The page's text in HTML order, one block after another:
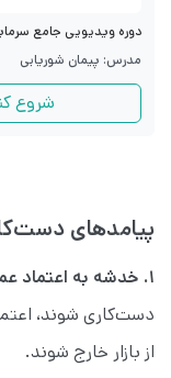
دوره ویدیویی جامع
مدرس: پیمان شوریابی
شروع
پیامدهای
۱. خدشه به اعتماد عمومی:
دست‌کاری شوند،
از بازار خارج شوند.